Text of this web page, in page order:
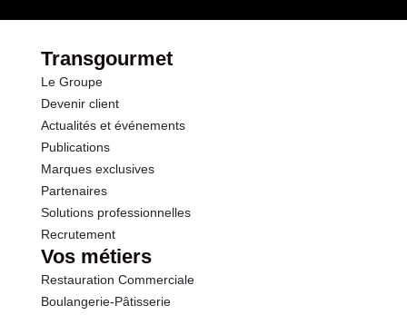
Transgourmet
Le Groupe
Devenir client
Actualités et événements
Publications
Marques exclusives
Partenaires
Solutions professionnelles
Recrutement
Vos métiers
Restauration Commerciale
Boulangerie-Pâtisserie